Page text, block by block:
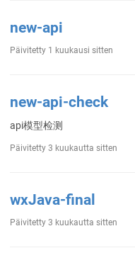
new-api
Päivitetty 1 kuukausi sitten
new-api-check
api模型检测
Päivitetty 3 kuukautta sitten
wxJava-final
Päivitetty 3 kuukautta sitten